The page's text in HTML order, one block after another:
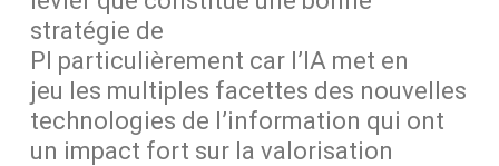
stratégie de
PI particulièrement car l’IA met en
jeu les multiples facettes des nouvelles
technologies de l’information qui ont
un impact fort sur la valorisation